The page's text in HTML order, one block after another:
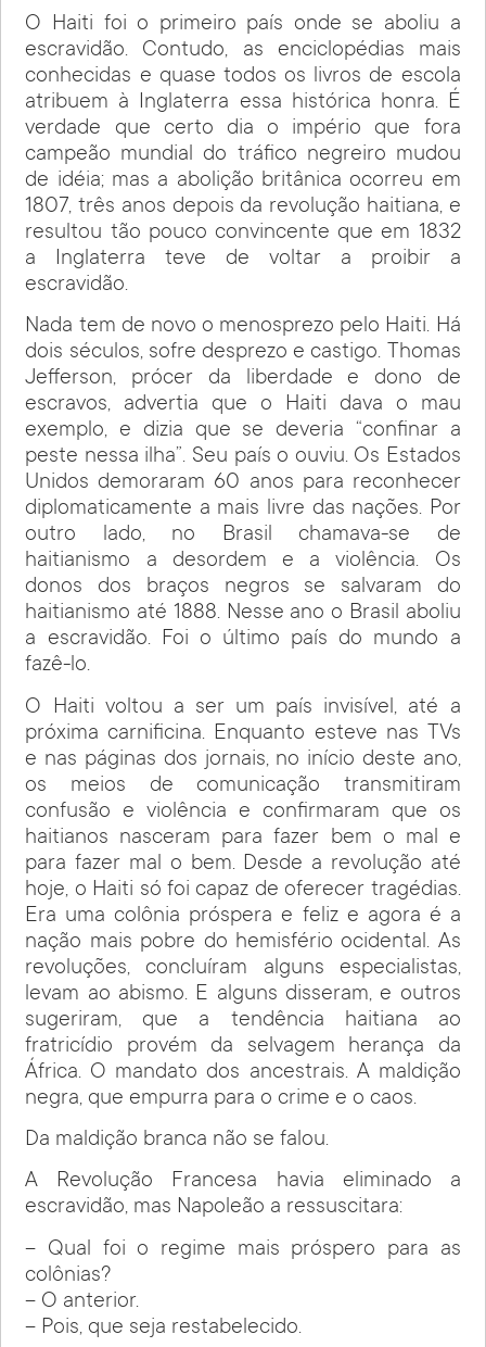
O Haiti foi o primeiro país onde se aboliu a
escravidão. Contudo, as enciclopédias mais
conhecidas e quase todos os livros de escola
atribuem à Inglaterra essa histórica honra. É
verdade que certo dia o império que fora
campeão mundial do tráfico negreiro mudou
de idéia; mas a abolição britânica ocorreu em
1807, três anos depois da revolução haitiana, e
resultou tão pouco convincente que em 1832
a Inglaterra teve de voltar a proibir a
escravidão.
Nada tem de novo o menosprezo pelo Haiti. Há
dois séculos, sofre desprezo e castigo. Thomas
Jefferson, prócer da liberdade e dono de
escravos, advertia que o Haiti dava o mau
exemplo, e dizia que se deveria “confinar a
peste nessa ilha”. Seu país o ouviu. Os Estados
Unidos demoraram 60 anos para reconhecer
diplomaticamente a mais livre das nações. Por
outro lado, no Brasil chamava-se de
haitianismo a desordem e a violência. Os
donos dos braços negros se salvaram do
haitianismo até 1888. Nesse ano o Brasil aboliu
a escravidão. Foi o último país do mundo a
fazê-lo.
O Haiti voltou a ser um país invisível, até a
próxima carnificina. Enquanto esteve nas TVs
e nas páginas dos jornais, no início deste ano,
os meios de comunicação transmitiram
confusão e violência e confirmaram que os
haitianos nasceram para fazer bem o mal e
para fazer mal o bem. Desde a revolução até
hoje, o Haiti só foi capaz de oferecer tragédias.
Era uma colônia próspera e feliz e agora é a
nação mais pobre do hemisfério ocidental. As
revoluções, concluíram alguns especialistas,
levam ao abismo. E alguns disseram, e outros
sugeriram, que a tendência haitiana ao
fratricídio provém da selvagem herança da
África. O mandato dos ancestrais. A maldição
negra, que empurra para o crime e o caos.
Da maldição branca não se falou.
A Revolução Francesa havia eliminado a
escravidão, mas Napoleão a ressuscitara:
– Qual foi o regime mais próspero para as
colônias?
– O anterior.
– Pois, que seja restabelecido.